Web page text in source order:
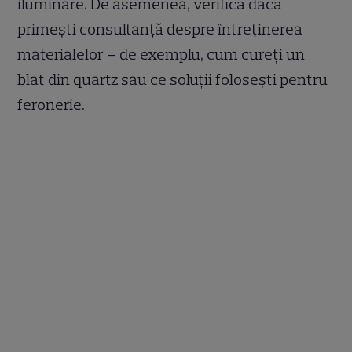
iluminare. De asemenea, verifică dacă
primești consultanță despre întreținerea
materialelor – de exemplu, cum cureți un
blat din quartz sau ce soluții folosești pentru
feronerie.